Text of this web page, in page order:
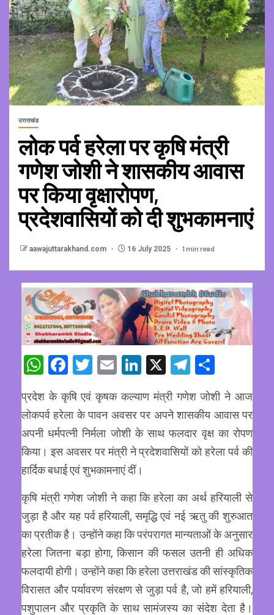
उत्तराखंड
लोक पर्व हरेला पर कृषि मंत्री
गणेश जोशी ने शासकीय आवास
पर किया वृक्षारोपण,
प्रदेशवासियों को दी शुभकामनाएं
aawajuttarakhand.com 16 July 2025 1 min read
WhatsApp
Facebook
Twitter
EmailLinkedIn
X Telegram
प्रदेश के कृषि एवं कृषक कल्याण मंत्री गणेश जोशी ने आज
लोकपर्व हरेला के पावन अवसर पर अपने शासकीय आवास पर
अपनी धर्मपत्नी निर्मला जोशी के साथ फलदार वृक्ष का रोपण
किया। इस अवसर पर मंत्री ने प्रदेशवासियों को हरेला पर्व की
हार्दिक बधाई एवं शुभकामनाएं दीं।
कृषि मंत्री गणेश जोशी ने कहा कि हरेला का अर्थ हरियाली से
जुड़ा है और यह पर्व हरियाली, समृद्धि एवं नई ऋतु की शुरुआत
का प्रतीक है। उन्होंने कहा कि परंपरागत मान्यताओं के अनुसार
हरेला जितना बड़ा होगा, किसान की फसल उतनी ही अधिक
फलदायी होगी। उन्होंने कहा कि हरेला उत्तराखंड की सांस्कृतिक
विरासत और पर्यावरण संरक्षण से जुड़ा पर्व है, जो हमें हरियाली,
पशुपालन और प्रकृति के साथ सामंजस्य का संदेश देता है।